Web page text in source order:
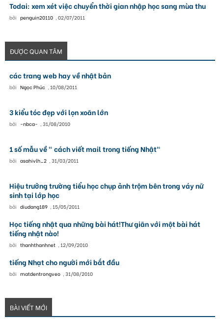
Todai: xem xét việc chuyển thời gian nhập học sang mùa thu
bởi penguin20110 , 02/07/2011
ĐƯỢC QUAN TÂM
các trang web hay về nhật bản
bởi Ngọc Phúc , 10/08/2011
3 kiểu tóc đẹp với lọn xoăn lớn
bởi -nbca- , 31/08/2010
1 số mẫu về " cách viết mail trong tiếng Nhật"
bởi asahivlh_2 , 31/03/2011
Hiệu trưởng trường tiểu học chụp ảnh trộm bên trong váy nữ
sinh tại lớp học
bởi diudang189 , 15/05/2011
Học tiếng nhật qua những bài hát!Thư giãn với một bài hát
tiếng nhật nào!
bởi thanhthanhnet , 12/09/2010
tiếng Nhạt cho người mới bắt đầu
bởi matdentrongveo , 31/08/2010
BÀI VIẾT MỚI